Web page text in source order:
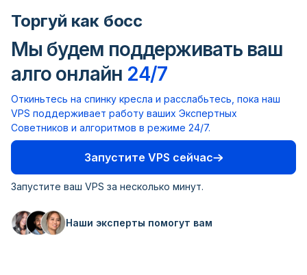
Торгуй как босс
Мы будем поддерживать ваш
алго онлайн 24/7
Откиньтесь на спинку кресла и расслабьтесь, пока наш
VPS поддерживает работу ваших Экспертных
Советников и алгоритмов в режиме 24/7.
Запустите VPS сейчас
Запустите ваш VPS за несколько минут.
Наши эксперты помогут вам